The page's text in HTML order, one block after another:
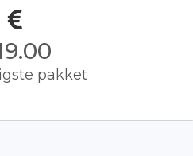
pakket